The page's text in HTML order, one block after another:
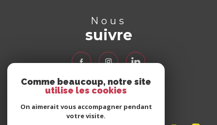
Nous
suivre
Nous
adhérons
Comme beaucoup, notre site
utilise les cookies
On aimerait vous accompagner pendant
votre visite.